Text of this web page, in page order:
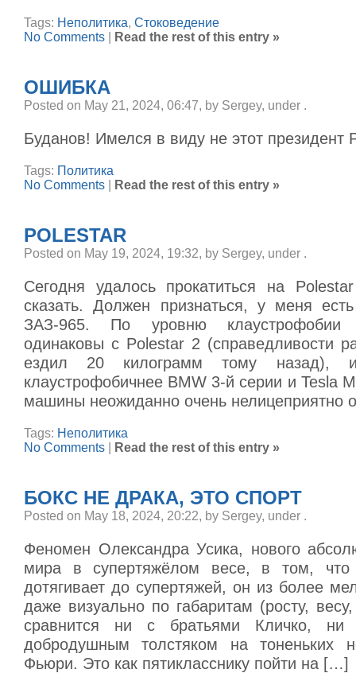
Tags: Неполитика, Стоковедение
No Comments
Read the rest of this entry »
ОШИБКА
Posted on May 21, 2024, 06:47, by Sergey, under .
Буданов! Имелся в виду не этот президент
Tags: Политика
No Comments
Read the rest of this entry »
POLESTAR
Posted on May 19, 2024, 19:32, by Sergey, under .
Сегодня удалось прокатиться на
сказать. Должен признаться, у меня
ЗАЗ-965. По уровню клаустрофобии
одинаковы с Polestar 2 (справедливости
ездил 20 килограмм тому назад),
клаустрофобичнее BMW 3-й серии и Tesla
машины неожиданно очень нелицеприятно
Tags: Неполитика
No Comments
Read the rest of this entry »
БОКС НЕ ДРАКА, ЭТО СПОРТ
Posted on May 18, 2024, 20:22, by Sergey, under .
Феномен Олександра Усика, нового
мира в супертяжёлом весе, в том,
дотягивает до супертяжей, он из более
даже визуально по габаритам (росту,
сравнится ни с братьями Кличко, ни
добродушным толстяком на тоненьких
Фьюри. Это как пятикласснику пойти на […]